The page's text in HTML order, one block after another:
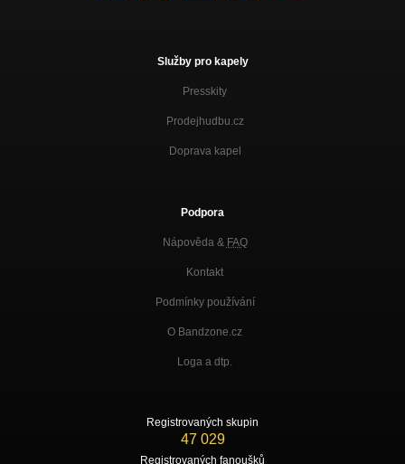
Služby pro kapely
Presskity
Prodejhudbu.cz
Doprava kapel
Podpora
Nápověda & FAQ
Kontakt
Podmínky používání
O Bandzone.cz
Loga a dtp.
Registrovaných skupin
47 029
Registrovaných fanoušků